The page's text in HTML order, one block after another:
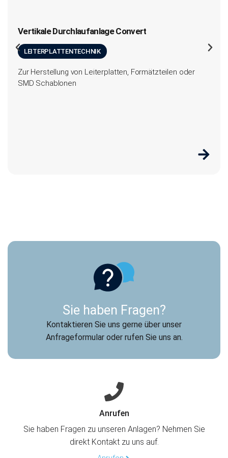
Vertikale Durchlaufanlage Convert
LEITERPLATTENTECHNIK
Zur Herstellung von Leiterplatten, Formätzteilen oder
SMD Schablonen
Sie haben Fragen?
Kontaktieren Sie uns gerne über unser
Anfrageformular oder rufen Sie uns an.
Anrufen
Sie haben Fragen zu unseren Anlagen? Nehmen Sie
direkt Kontakt zu uns auf.